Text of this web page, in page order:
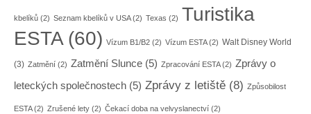
kbelíků (2) Seznam kbelíků v USA(2) Texas (2) Turistika
ESTA(60) Vízum B1/B2 (2) Vízum ESTA(2) Walt Disney World
(3) Zatmění (2) Zatmění Slunce (5) Zpracování ESTA(2) Zprávy o
leteckých společnostech (5) Zprávy z letiště (8) Způsobilost
ESTA(2) Zrušené lety (2) Čekací doba na velvyslanectví (2)